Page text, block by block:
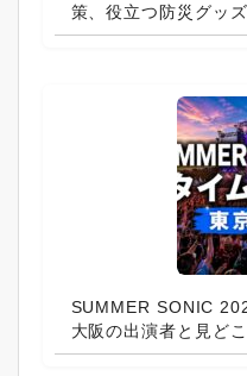
策、役立つ防災グッ
SUMMER SONIC
大阪の出演者と見ど